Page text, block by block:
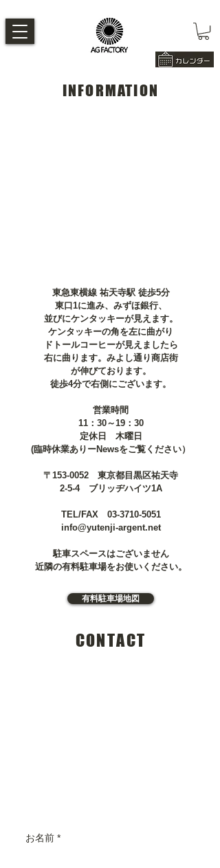
INFORMATION
東急東横線 祐天寺駅 徒歩5分
東口1に進み、みずほ銀行、
並びにケンタッキーが見えます。
ケンタッキーの角を左に曲がり
ドトールコーヒーが見えましたら
右に曲ります。みよし通り商店街
が伸びております。
徒歩4分で右側にございます。
営業時間
11：30～19：30
定休日 木曜日
(臨時休業ありーNewsをご覧ください）
〒153-0052 東京都目黒区祐天寺
2-5-4 ブリッヂハイツ1A
TEL/FAX03-3710-5051
info@yutenji-argent.net
駐車スペースはございません
近隣の有料駐車場をお使いください。
有料駐車場​地図
CONTACT